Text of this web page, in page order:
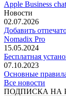
Apple Business chat
Новости
02.07.2026
Добавить
Nomadix Pro
15.05.2024
Бесплатная
07.10.2023
Основные
Все новости
ПОДПИСКА НА